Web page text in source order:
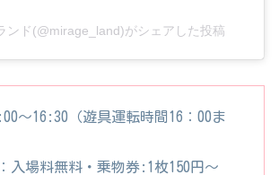
ンド(@mirage_land)がシェアした投稿
～16:30（遊具運転時間16：00ま
入場料無料・乗物券:1枚150円〜